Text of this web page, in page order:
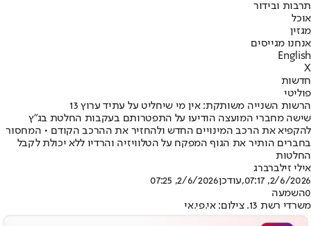
תרבות ובידור
אוכל
מגזין
אנחנו מגייסים
English
X
חדשות
פוליטי
הרשות השנייה משותקת: אין מי שיחליט על עתיד ערוץ 13
שישה מחברי המועצה הודיעו על התפטרותם בעקבות החלטת בג"ץ
להקפיא את הרכב המינויים החדש ולהחזיר את ההרכב הקודם • המחסור
בחברים הותיר את הגוף המפקח על הטלוויזיה והרדיו ללא יכולת לקבל
החלטות
אילי זילברברג
2/6/2026, 07:17
,עודכן2/6/2026, 07:25
0השמעה
משרדי רשת 13. צילום: אי.פי.אי